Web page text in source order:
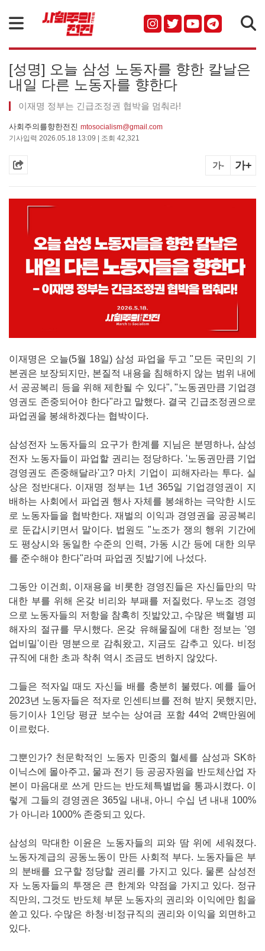
[성명] 오늘 삼성 노동자를 향한 칼날은
내일 다른 노동자를 향한다
이재명 정부는 긴급조정권 협박을 멈춰라!
사회주의를향한전진 mtosocialism@gmail.com
기사입력 2026.05.18 13:09 | 조회 42,321
가- 가+
이재명은 오늘(5월 18일) 삼성 파업을 두고 "모든 국민의 기
본권은 보장되지만, 본질적 내용을 침해하지 않는 범위 내에
서 공공복리 등을 위해 제한될 수 있다", "노동권만큼 기업경
영권도 존중되어야 한다"라고 말했다. 결국 긴급조정권으로
파업권을 봉쇄하겠다는 협박이다.
삼성전자 노동자들의 요구가 한계를 지님은 분명하나, 삼성
전자 노동자들이 파업할 권리는 정당하다. '노동권만큼 기업
경영권도 존중해달라'고? 마치 기업이 피해자라는 투다. 실
상은 정반대다. 이재명 정부는 1년 365일 기업경영권이 지
배하는 사회에서 파업권 행사 자체를 봉쇄하는 극악한 시도
로 노동자들을 협박한다. 재벌의 이익과 경영권을 공공복리
로 둔갑시키면서 말이다. 법원도 "노조가 쟁의 행위 기간에
도 평상시와 동일한 수준의 인력, 가동 시간 등에 대한 의무
를 준수해야 한다"라며 파업권 짓밟기에 나섰다.
그동안 이건희, 이재용을 비롯한 경영진들은 자신들만의 막
대한 부를 위해 온갖 비리와 부패를 저질렀다. 무노조 경영
으로 노동자들의 저항을 참혹히 짓밟았고, 수많은 백혈병 피
해자의 절규를 무시했다. 온갖 유해물질에 대한 정보는 '영
업비밀'이란 명분으로 감춰왔고, 지금도 감추고 있다. 비정
규직에 대한 초과 착취 역시 조금도 변하지 않았다.
그들은 적자일 때도 자신들 배를 충분히 불렸다. 예를 들어
2023년 노동자들은 적자로 인센티브를 전혀 받지 못했지만,
등기이사 1인당 평균 보수는 상여금 포함 44억 2백만원에
이르렀다.
그뿐인가? 천문학적인 노동자 민중의 혈세를 삼성과 SK하
이닉스에 몰아주고, 물과 전기 등 공공자원을 반도체산업 자
본이 마음대로 쓰게 만드는 반도체특별법을 통과시켰다. 이
렇게 그들의 경영권은 365일 내내, 아니 수십 년 내내 100%
가 아니라 1000% 존중되고 있다.
삼성의 막대한 이윤은 노동자들의 피와 땀 위에 세워졌다.
노동자계급의 공동노동이 만든 사회적 부다. 노동자들은 부
의 분배를 요구할 정당할 권리를 가지고 있다. 물론 삼성전
자 노동자들의 투쟁은 큰 한계와 약점을 가지고 있다. 정규
직만의, 그것도 반도체 부문 노동자의 권리와 이익에만 힘을
쏟고 있다. 수많은 하청·비정규직의 권리와 이익을 외면하고
있다.